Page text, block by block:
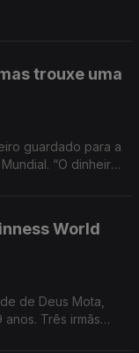
trouxe uma
guardado para a
“O dinheiro,
World
de Deus Mota,
Três irmãs